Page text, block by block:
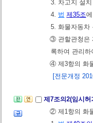
3. 차고지 설
4. 법 제35조
5. 화물자동차
③ 관할관청은
록하여 관리
④ 제3항의 화
[전문개정
제7조의2(임시
② 제1항의 화